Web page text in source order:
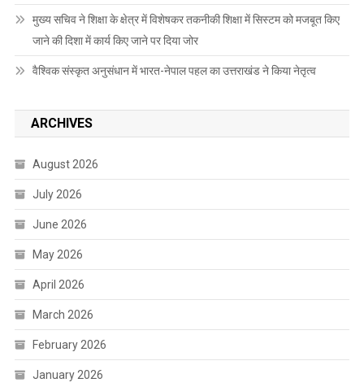
मुख्य सचिव ने शिक्षा के क्षेत्र में विशेषकर तकनीकी शिक्षा में सिस्टम को मजबूत किए
जाने की दिशा में कार्य किए जाने पर दिया जोर
वैश्विक संस्कृत अनुसंधान में भारत-नेपाल पहल का उत्तराखंड ने किया नेतृत्व
ARCHIVES
August 2026
July 2026
June 2026
May 2026
April 2026
March 2026
February 2026
January 2026